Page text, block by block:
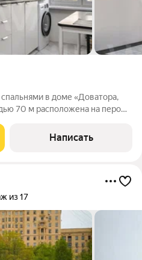
в доме «Доватора,
70 м расположена на пером
гостиную, две спальни,
Написать
из 17